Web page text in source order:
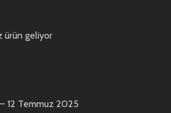
ürün geliyor
– 12 Temmuz 2025